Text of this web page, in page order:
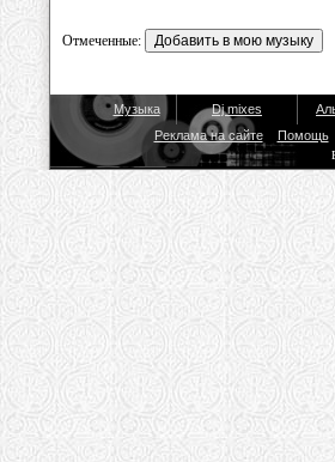
Отмеченные:
Музыка Dj mixes
Реклама на сайте
Помощь